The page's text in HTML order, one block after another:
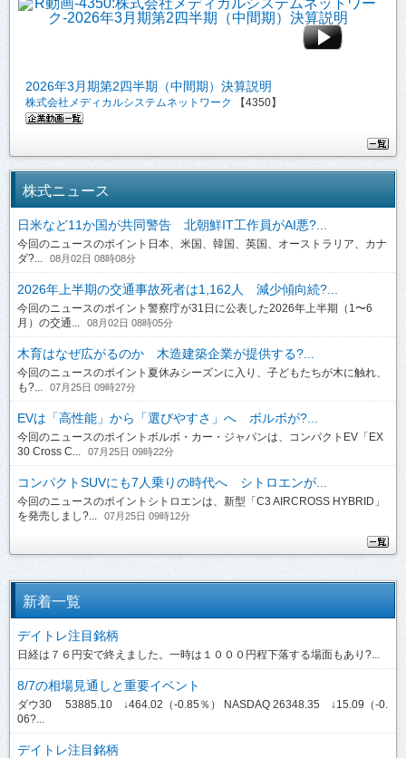
2026年3月期第2四半期（中間期）決算説明
株式会社メディカルシステムネットワーク 【4350】
株式ニュース
日米など11か国が共同警告 北朝鮮IT工作員がAI悪?...
今回のニュースのポイント日本、米国、韓国、英国、オーストラリア、カナ
ダ?...
08月02日 08時08分
2026年上半期の交通事故死者は1,162人 減少傾向続?...
今回のニュースのポイント警察庁が31日に公表した2026年上半期（1〜6
月）の交通...
08月02日 08時05分
木育はなぜ広がるのか 木造建築企業が提供する?...
今回のニュースのポイント夏休みシーズンに入り、子どもたちが木に触れ、
も?...
07月25日 09時27分
EVは「高性能」から「選びやすさ」へ ボルボが?...
今回のニュースのポイントボルボ・カー・ジャパンは、コンパクトEV「EX
30 Cross C...
07月25日 09時22分
コンパクトSUVにも7人乗りの時代へ シトロエンが...
今回のニュースのポイントシトロエンは、新型「C3 AIRCROSS HYBRID」
を発売しまし?...
07月25日 09時12分
新着一覧
デイトレ注目銘柄
日経は７６円安で終えました。一時は１０００円程下落する場面もあり?...
8/7の相場見通しと重要イベント
ダウ30 53885.10 ↓464.02（-0.85％） NASDAQ 26348.35 ↓15.09（-0.
06?...
デイトレ注目銘柄